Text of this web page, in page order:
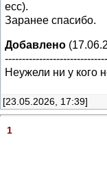
ecc).
Заранее спасибо.
Добавлено
Неужели ни у кого
[23.05.2026, 17:39]
1